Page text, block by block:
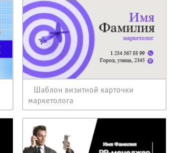
Шаблон визитной карточки
маркетолога